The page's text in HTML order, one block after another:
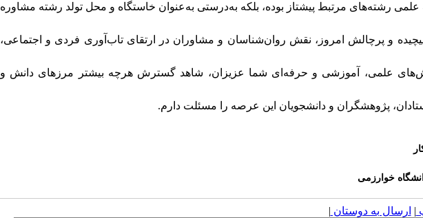
علمی رشته‌های مرتبط پیشتاز بوده، بلکه به‌درستی به‌عنوان خاستگاه و محل تولد رشته مشاوره
و پرچالش امروز، نقش روان‌شناسان و مشاوران در ارتقای تاب‌آوری فردی و اجتماعی،
علمی، آموزشی و حرفه‌ای شما عزیزان، شاهد گسترش هرچه بیشتر مرزهای دانش و
پژوهشگران و دانشجویان این عرصه را مسئلت دارم.
خوارزمی
| ارسال به دوستان |